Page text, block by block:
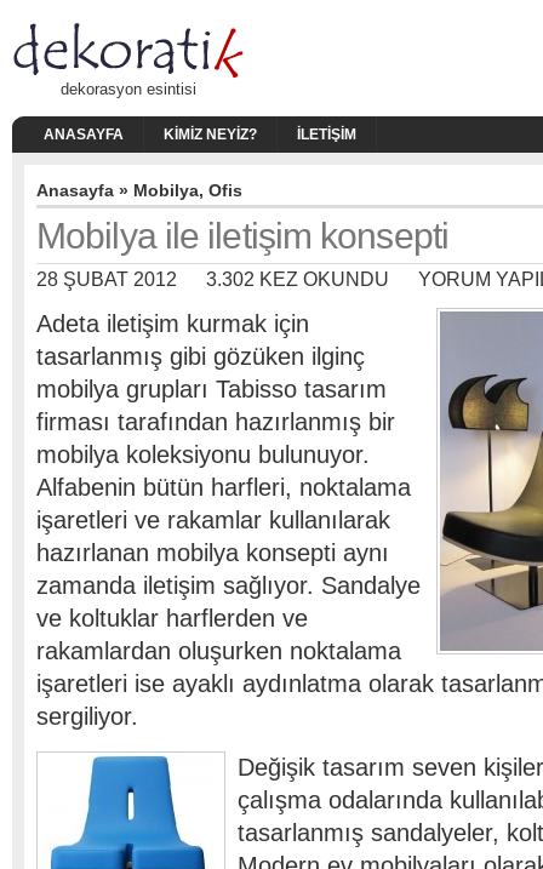
dekorasyon esintisi
ANASAYFA KIMIZ NEYIZ? İLETIŞIM
Anasayfa » Mobilya, Ofis
Mobilya ile iletişim konsepti
28 ŞUBAT 2012 3.302 KEZ OKUNDU YORUM
Adeta iletişim kurmak için
tasarlanmış gibi gözüken ilginç
mobilya grupları Tabisso tasarım
firması tarafından hazırlanmış bir
mobilya koleksiyonu bulunuyor.
Alfabenin bütün harfleri, noktalama
işaretleri ve rakamlar kullanılarak
hazırlanan mobilya konsepti aynı
zamanda iletişim sağlıyor. Sandalye
ve koltuklar harflerden ve
rakamlardan oluşurken noktalama
işaretleri ise ayaklı aydınlatma olarak
sergiliyor.
Değişik tasarım seven
çalışma odalarında
tasarlanmış sandalyeler,